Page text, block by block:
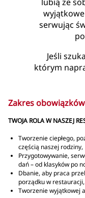
serwując
Jeśli
którym
Zakres
TWOJA ROLA W NASZEJ
Tworzenie ciepłego,
częścią naszej rodziny,
Przygotowywanie,
dań – od klasyków po
Dbanie, aby praca
porządku w restauracji,
Tworzenie wyjątkowej